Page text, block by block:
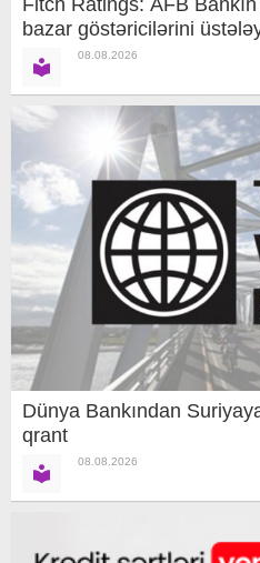
bazar göstəricilərini
08.08.2026
Dünya Bankından
qrant
08.08.2026